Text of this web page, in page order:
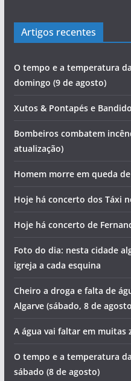
Artigos recentes
O tempo e a temperatura
domingo (9 de agosto)
Xutos & Pontapés e
Bombeiros combatem
atualização)
Homem morre em queda
Hoje há concerto dos Táxi
Hoje há concerto de
Foto do dia: nesta cidade
igreja a cada esquina
Cheiro a droga e falta de
Algarve (sábado, 8 de
A água vai faltar em muitas
O tempo e a temperatura
sábado (8 de agosto)